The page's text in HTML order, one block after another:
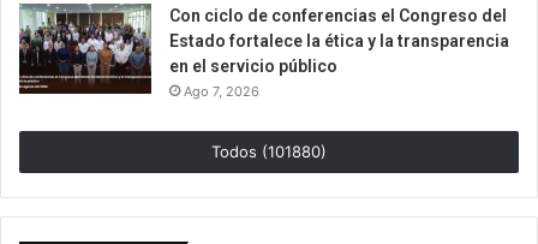
Con ciclo de conferencias el Congreso del
Estado fortalece la ética y la transparencia
en el servicio público
Ago 7, 2026
Todos (101880)